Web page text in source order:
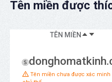
Tên miền được
TÊN MIỀN
Tên miền chưa được xác minh